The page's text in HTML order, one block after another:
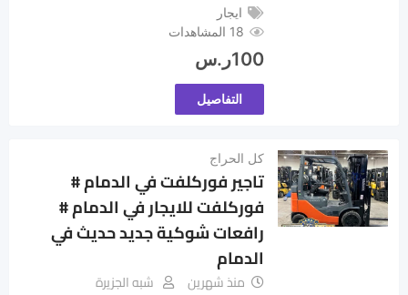
ايجار
18 المشاهدات
100ر.س
التفاصيل
كل الحراج
تاجير فوركلفت في الدمام #
فوركلفت للايجار في الدمام #
رافعات شوكية جديد حديث في
الدمام
منذ شهرين شبه الجزيرة